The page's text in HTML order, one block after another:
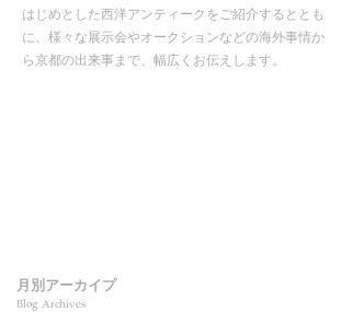
はじめとした西洋アンティークをご紹介するととも
に、様々な展示会やオークションなどの海外事情か
ら京都の出来事まで、幅広くお伝えします。
月別アーカイプ
Blog Archives